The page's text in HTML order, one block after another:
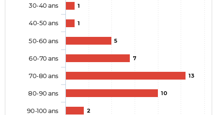
1
1
5
7
13
10
2
30-40 ans
40-50 ans
50-60 ans
60-70 ans
70-80 ans
80-90 ans
90-100 ans